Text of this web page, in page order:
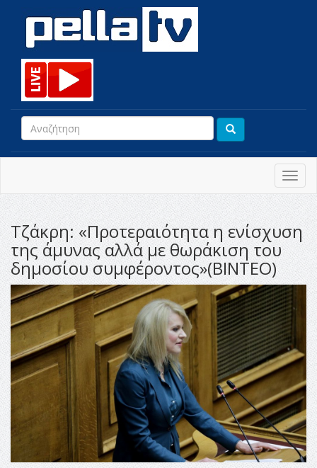
Τζάκρη: «Προτεραιότητα η ενίσχυση
της άμυνας αλλά με θωράκιση του
δημοσίου συμφέροντος»(ΒΙΝΤΕΟ)